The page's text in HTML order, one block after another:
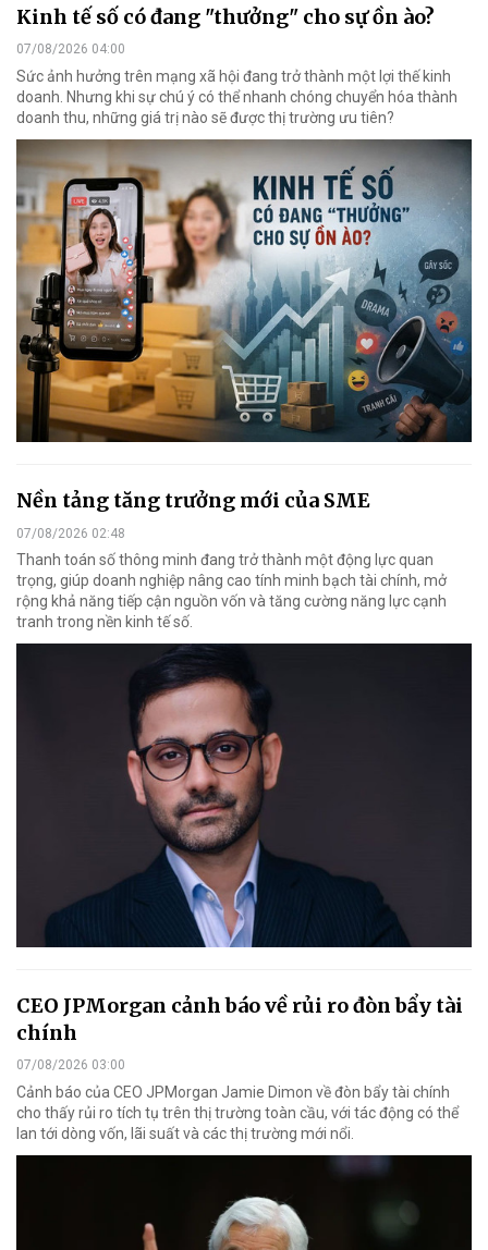
Kinh tế số có đang "thưởng" cho sự ồn ào?
07/08/2026 04:00
Sức ảnh hưởng trên mạng xã hội đang trở thành một lợi thế kinh
doanh. Nhưng khi sự chú ý có thể nhanh chóng chuyển hóa thành
doanh thu, những giá trị nào sẽ được thị trường ưu tiên?
Nền tảng tăng trưởng mới của SME
07/08/2026 02:48
Thanh toán số thông minh đang trở thành một động lực quan
trọng, giúp doanh nghiệp nâng cao tính minh bạch tài chính, mở
rộng khả năng tiếp cận nguồn vốn và tăng cường năng lực cạnh
tranh trong nền kinh tế số.
CEO JPMorgan cảnh báo về rủi ro đòn bẩy tài
chính
07/08/2026 03:00
Cảnh báo của CEO JPMorgan Jamie Dimon về đòn bẩy tài chính
cho thấy rủi ro tích tụ trên thị trường toàn cầu, với tác động có thể
lan tới dòng vốn, lãi suất và các thị trường mới nổi.